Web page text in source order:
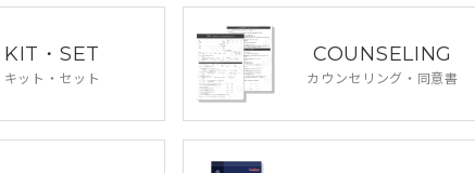
KIT・SET
キット・セット
COUNSELING
カウンセリング・ 同意書